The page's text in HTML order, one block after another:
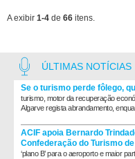
A exibir 1-4 de 66 itens.
ÚLTIMAS NOTÍCIAS
Se o turismo perde fôlego,
turismo, motor da recuperação
Algarve regista abrandamento,
ACIF apoia Bernardo
Confederação do Turismo
‘plano B’ para o aeroporto e maior